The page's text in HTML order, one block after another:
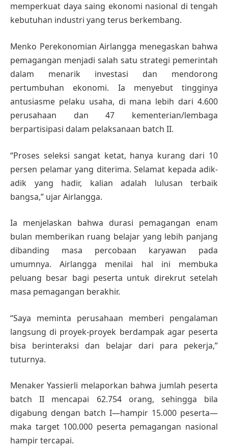
memperkuat daya saing ekonomi nasional di tengah
kebutuhan industri yang terus berkembang.
Menko Perekonomian Airlangga menegaskan bahwa
pemagangan menjadi salah satu strategi pemerintah
dalam menarik investasi dan mendorong
pertumbuhan ekonomi. Ia menyebut tingginya
antusiasme pelaku usaha, di mana lebih dari 4.600
perusahaan dan 47 kementerian/lembaga
berpartisipasi dalam pelaksanaan batch II.
“Proses seleksi sangat ketat, hanya kurang dari 10
persen pelamar yang diterima. Selamat kepada adik-
adik yang hadir, kalian adalah lulusan terbaik
bangsa,” ujar Airlangga.
Ia menjelaskan bahwa durasi pemagangan enam
bulan memberikan ruang belajar yang lebih panjang
dibanding masa percobaan karyawan pada
umumnya. Airlangga menilai hal ini membuka
peluang besar bagi peserta untuk direkrut setelah
masa pemagangan berakhir.
“Saya meminta perusahaan memberi pengalaman
langsung di proyek-proyek berdampak agar peserta
bisa berinteraksi dan belajar dari para pekerja,”
tuturnya.
Menaker Yassierli melaporkan bahwa jumlah peserta
batch II mencapai 62.754 orang, sehingga bila
digabung dengan batch I—hampir 15.000 peserta—
maka target 100.000 peserta pemagangan nasional
hampir tercapai.